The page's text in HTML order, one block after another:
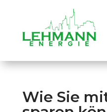
Wie Sie